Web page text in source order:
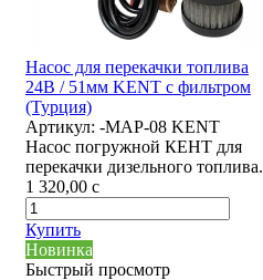
Насос для перекачки топлива
24В / 51мм KENT с фильтром
(Турция)
Артикул: -MAP-08 KENT
Насос погружной КЕНТ для
перекачки дизельного топлива.
1 320,00 c
Купить
Новинка
Быстрый просмотр